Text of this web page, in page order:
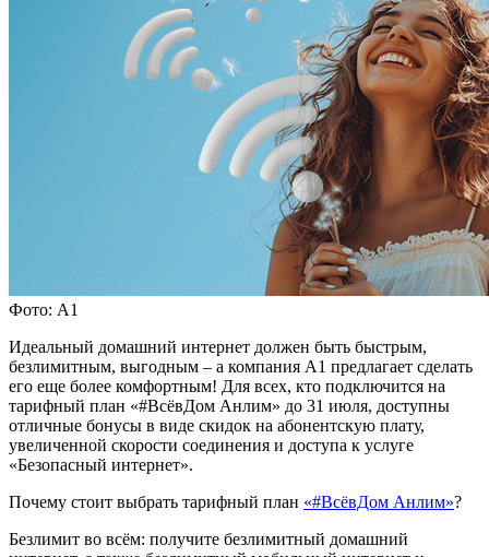
Фото: А1
Идеальный домашний интернет должен быть быстрым,
безлимитным, выгодным – а компания А1 предлагает сделать
его еще более комфортным! Для всех, кто подключится на
тарифный план «#ВсёвДом Анлим» до 31 июля, доступны
отличные бонусы в виде скидок на абонентскую плату,
увеличенной скорости соединения и доступа к услуге
«Безопасный интернет».
Почему стоит выбрать тарифный план «#ВсёвДом Анлим»?
Безлимит во всём: получите безлимитный домашний